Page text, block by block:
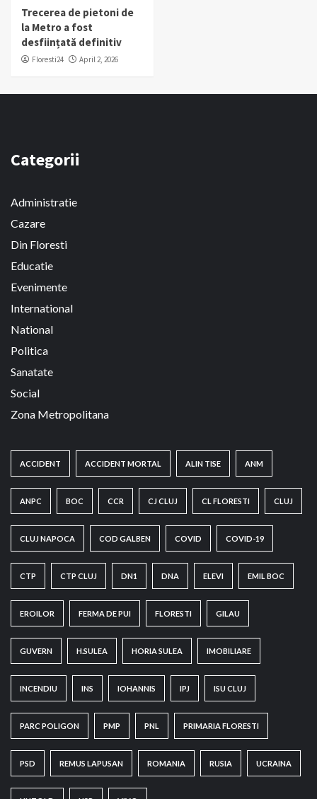
Trecerea de pietoni de
la Metro a fost
desființată definitiv
Floresti24 April 2, 2026
Categorii
Administratie
Cazare
Din Floresti
Educatie
Evenimente
International
National
Politica
Sanatate
Social
Zona Metropolitana
ACCIDENT ACCIDENT MORTAL ALIN TISE ANM
ANPC BOC CCR CJ CLUJ CL FLORESTI CLUJ
CLUJ NAPOCA COD GALBEN COVID COVID-19
CTP CTP CLUJ DN1 DNA ELEVI EMIL BOC
EROILOR FERMA DE PUI FLORESTI GILAU
GUVERN H.SULEA HORIA SULEA IMOBILIARE
INCENDIU INS IOHANNIS IPJ ISU CLUJ
PARC POLIGON PMP PNL PRIMARIA FLORESTI
PSD REMUS LAPUSAN ROMANIA RUSIA UCRAINA